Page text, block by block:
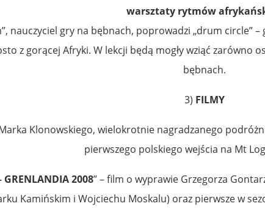
warsztaty rytmów
nauczyciel gry na bębnach, poprowadzi „drum
z gorącej Afryki. W lekcji będą mogły wziąć
bębnach.
3) FILMY
Klonowskiego, wielokrotnie nagradzanego
pierwszego polskiego wejścia na Mt
2008” – film o wyprawie Grzegorza
Kamińskim i Wojciechu Moskalu) oraz pierwsze w